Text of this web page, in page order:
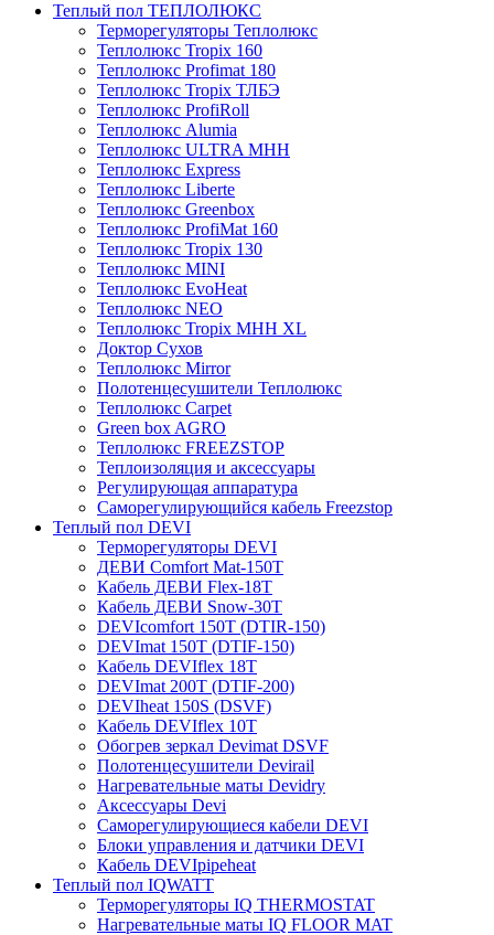
Теплый пол ТЕПЛОЛЮКС
Терморегуляторы Теплолюкс
Теплолюкс Tropix 160
Теплолюкс Profimat 180
Теплолюкс Tropix ТЛБЭ
Теплолюкс ProfiRoll
Теплолюкс Alumia
Теплолюкс ULTRA МНН
Теплолюкс Express
Теплолюкс Liberte
Теплолюкс Greenbox
Теплолюкс ProfiMat 160
Теплолюкс Tropix 130
Теплолюкс MINI
Теплолюкс EvoHeat
Теплолюкс NEO
Теплолюкс Tropix МНН XL
Доктор Сухов
Теплолюкс Mirror
Полотенцесушители Теплолюкс
Теплолюкс Carpet
Green box AGRO
Теплолюкс FREEZSTOP
Теплоизоляция и аксессуары
Регулирующая аппаратура
Cаморегулирующийся кабель Freezstop
Теплый пол DEVI
Терморегуляторы DEVI
ДЕВИ Comfort Mat-150T
Кабель ДЕВИ Flex-18T
Кабель ДЕВИ Snow-30T
DEVIcomfort 150T (DTIR-150)
DEVImat 150T (DTIF-150)
Кабель DEVIflex 18T
DEVImat 200T (DTIF-200)
DEVIheat 150S (DSVF)
Кабель DEVIflex 10T
Обогрев зеркал Devimat DSVF
Полотенцесушители Devirail
Нагревательные маты Devidry
Аксессуары Devi
Саморегулирующиеся кабели DEVI
Блоки управления и датчики DEVI
Кабель DEVIpipeheat
Теплый пол IQWATT
Терморегуляторы IQ THERMOSTAT
Нагревательные маты IQ FLOOR MAT